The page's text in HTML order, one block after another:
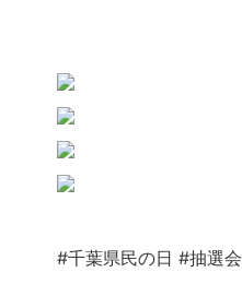
#千葉県民の日 #抽選会